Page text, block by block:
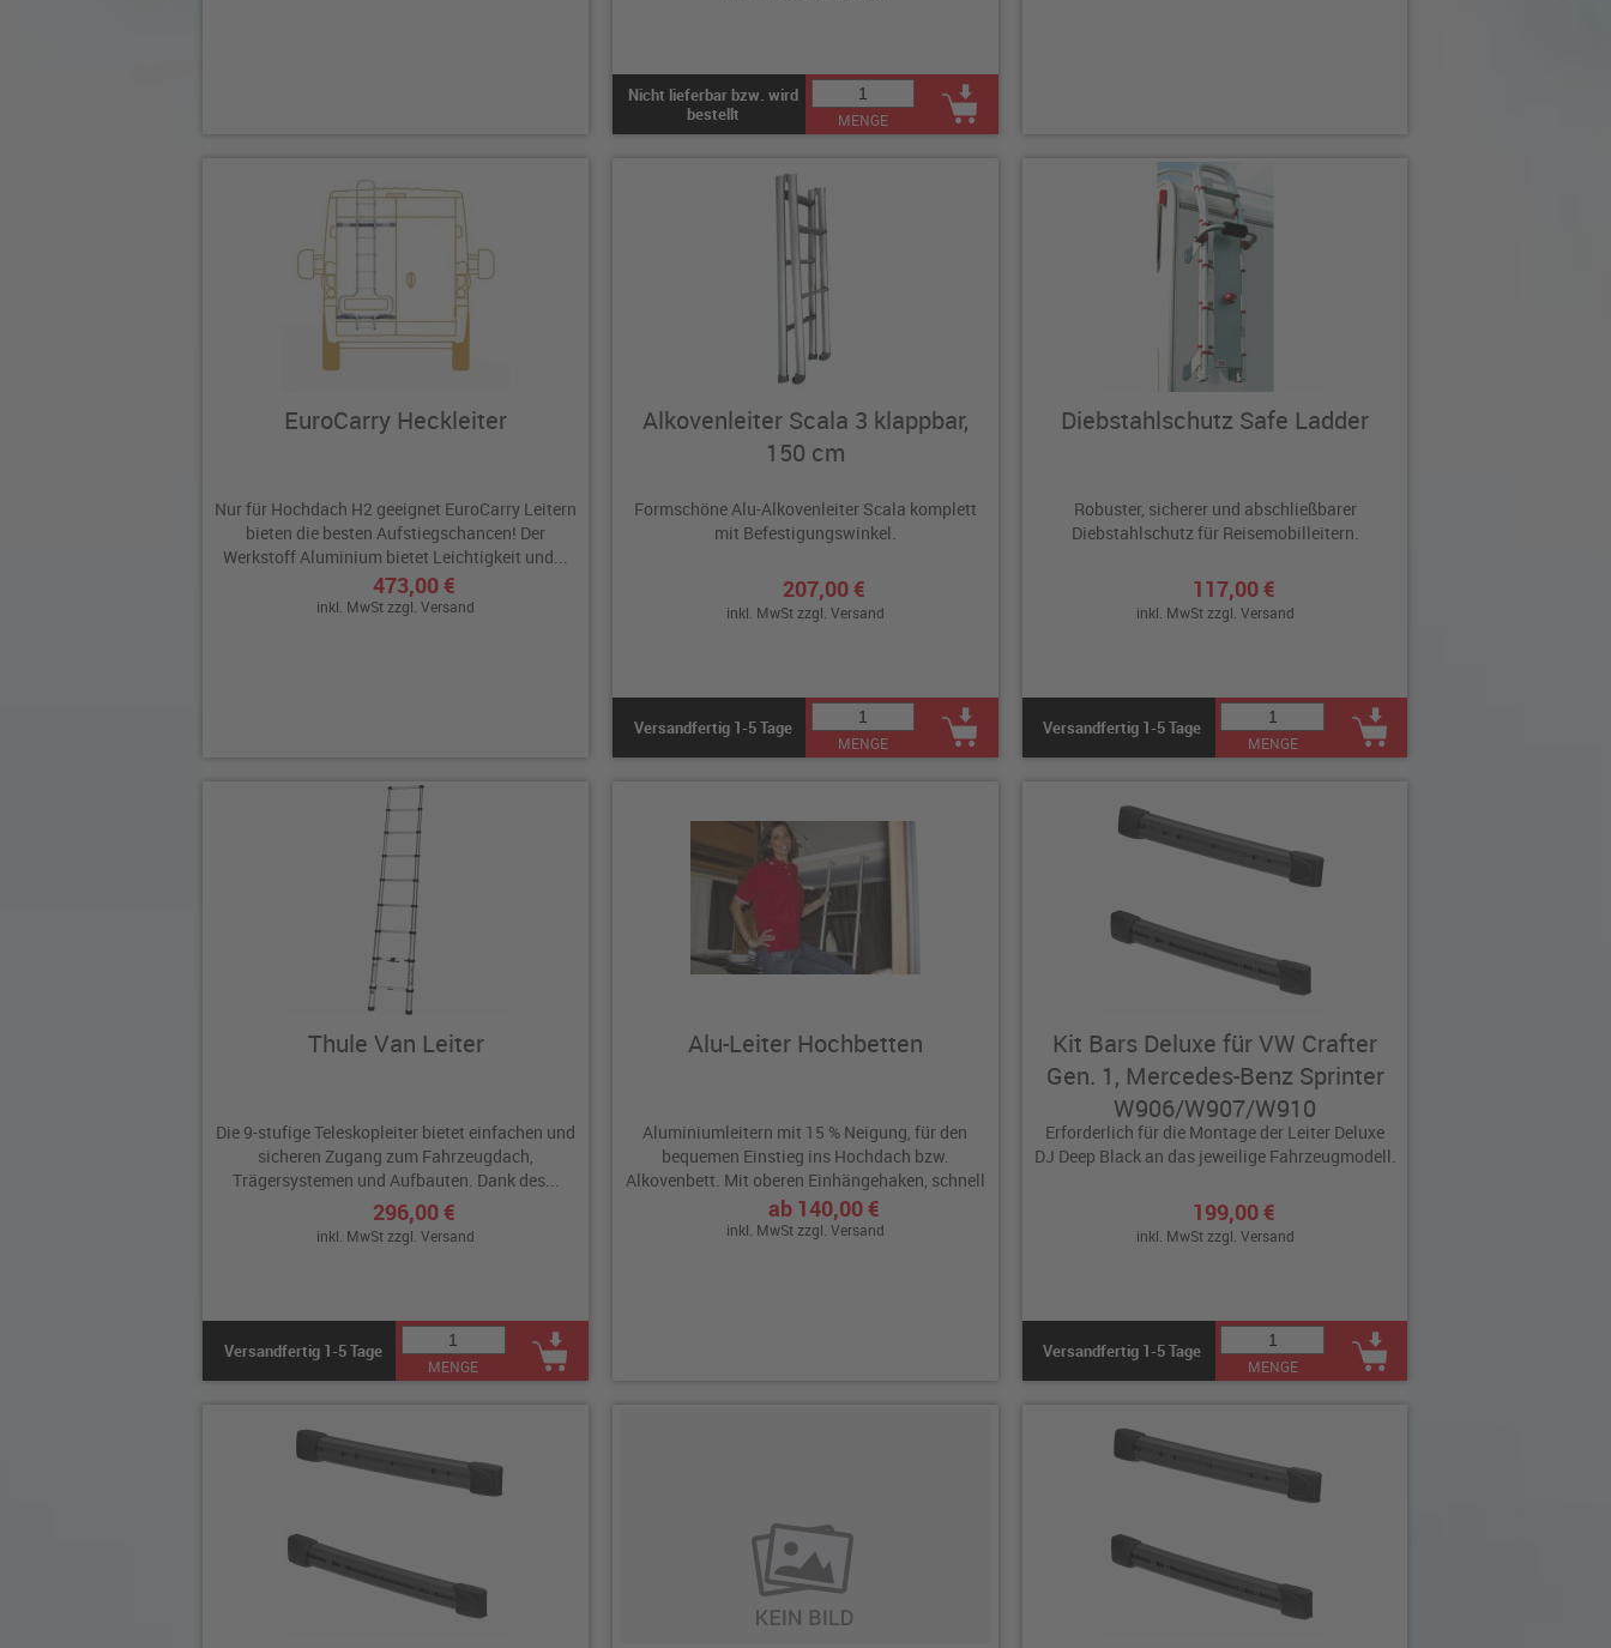
Nicht lieferbar bzw. wird
bestellt
MENGE
EuroCarry Heckleiter
Nur für Hochdach H2 geeignet EuroCarry Leitern
bieten die besten Aufstiegschancen! Der
Werkstoff Aluminium bietet Leichtigkeit und...
473,00 €
inkl. MwSt zzgl.Versand
Alkovenleiter Scala 3 klappbar,
150 cm
Formschöne Alu-Alkovenleiter Scala komplett
mit Befestigungswinkel.
207,00 €
inkl. MwSt zzgl. Versand
Versandfertig 1-5 Tage
MENGE
Diebstahlschutz Safe Ladder
Robuster, sicherer und abschließbarer
Diebstahlschutz für Reisemobilleitern.
117,00 €
inkl. MwSt zzgl. Versand
Versandfertig 1-5 Tage
MENGE
Thule Van Leiter
Die 9-stufige Teleskopleiter bietet einfachen und
sicheren Zugang zum Fahrzeugdach,
Trägersystemen und Aufbauten. Dank des...
296,00 €
inkl. MwSt zzgl.Versand
Versandfertig 1-5 Tage
MENGE
Alu-Leiter Hochbetten
Aluminiumleitern mit 15 % Neigung, für den
bequemen Einstieg ins Hochdach bzw.
Alkovenbett. Mit oberen Einhängehaken, schnell
und sicher...
ab 140,00 €
inkl. MwSt zzgl. Versand
Kit Bars Deluxe für VW Crafter
Gen. 1, Mercedes-Benz Sprinter
W906/W907/W910
Erforderlich für die Montage der Leiter Deluxe
DJ Deep Black an das jeweilige Fahrzeugmodell.
199,00 €
inkl. MwSt zzgl. Versand
Versandfertig 1-5 Tage
MENGE